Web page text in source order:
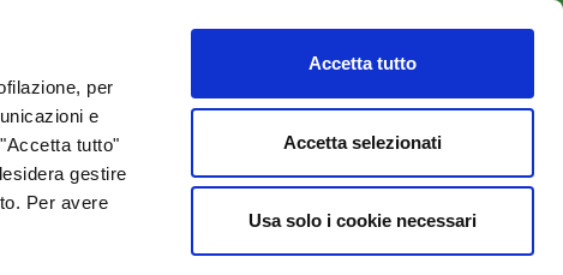
per
e
tutto"
gestire
Per avere
Accetta tutto
Accetta selezionati
Usa solo i cookie necessari
RISORSE UTILI NEWS & BLOG CONTATTI